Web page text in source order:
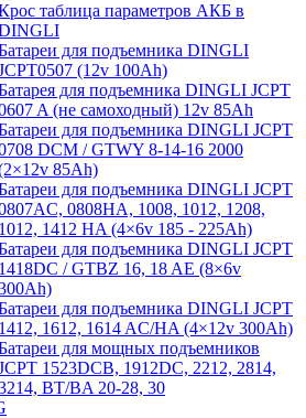
таблица параметров АКБ в
для подъемника DINGLI
(12v 100Ah)
для подъемника DINGLI JCPT
A (не самоходный) 12v 85Ah
для подъемника DINGLI JCPT
DCM / GTWY 8-14-16 2000
85Ah)
для подъемника DINGLI JCPT
0808HA, 1008, 1012, 1208,
1012, 1412 HA (4×6v 185 - 225Ah)
для подъемника DINGLI JCPT
1418DC / GTBZ 16, 18 AE (8×6v
для подъемника DINGLI JCPT
1412, 1612, 1614 AC/HA (4×12v 300Ah)
для мощных подъемников
1523DCB, 1912DC, 2212, 2814,
BT/BA 20-28, 30